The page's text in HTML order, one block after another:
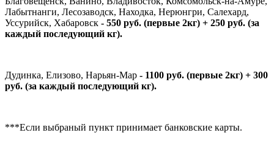
Лабытнанги, Лесозаводск, Находка, Нерюнгри, Салехард,
Уссурийск, Хабаровск - 550 руб. (первые 2кг) + 250 руб. (за
каждый последующий кг).
Дудинка, Елизово, Нарьян-Мар - 1100 руб. (первые 2кг) + 300
руб. (за каждый последующий кг).
***Если выбраный пункт принимает банковские карты.